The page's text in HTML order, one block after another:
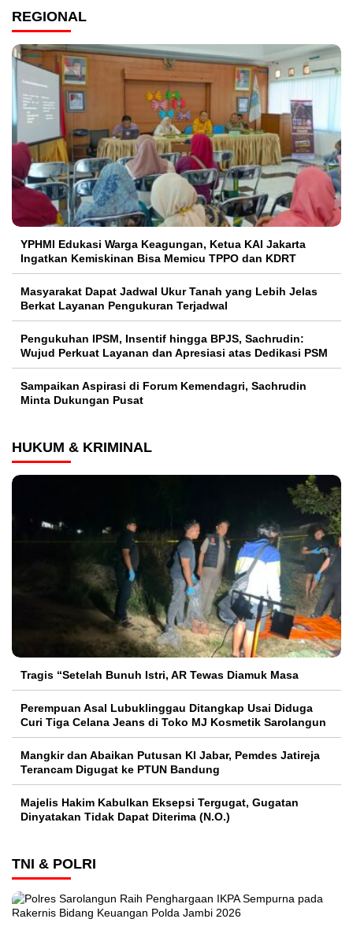
REGIONAL
YPHMI Edukasi Warga Keagungan, Ketua KAI Jakarta
Ingatkan Kemiskinan Bisa Memicu TPPO dan KDRT
Masyarakat Dapat Jadwal Ukur Tanah yang Lebih Jelas
Berkat Layanan Pengukuran Terjadwal
Pengukuhan IPSM, Insentif hingga BPJS, Sachrudin:
Wujud Perkuat Layanan dan Apresiasi atas Dedikasi PSM
Sampaikan Aspirasi di Forum Kemendagri, Sachrudin
Minta Dukungan Pusat
HUKUM & KRIMINAL
Tragis “Setelah Bunuh Istri, AR Tewas Diamuk Masa
Perempuan Asal Lubuklinggau Ditangkap Usai Diduga
Curi Tiga Celana Jeans di Toko MJ Kosmetik Sarolangun
Mangkir dan Abaikan Putusan KI Jabar, Pemdes Jatireja
Terancam Digugat ke PTUN Bandung
Majelis Hakim Kabulkan Eksepsi Tergugat, Gugatan
Dinyatakan Tidak Dapat Diterima (N.O.)
TNI & POLRI